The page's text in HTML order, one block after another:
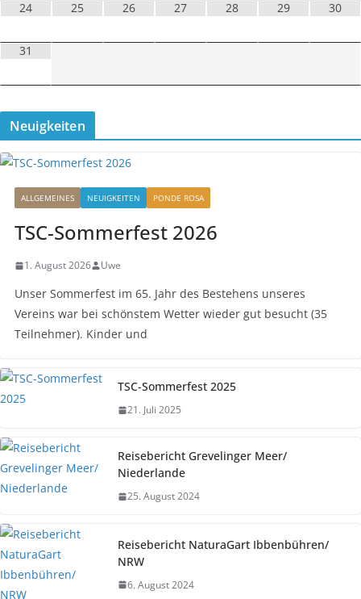
24 25 26 27 28 29 30
31
Neuigkeiten
ALLGEMEINES NEUIGKEITEN PONDE ROSA
TSC-Sommerfest 2026
1. August 2026 Uwe
Unser Sommerfest im 65. Jahr des Bestehens unseres
Vereins war bei schönstem Wetter wieder gut besucht (35
Teilnehmer). Kinder und
TSC-Sommerfest 2025
21. Juli 2025
Reisebericht Grevelinger Meer/
Niederlande
25. August 2024
Reisebericht NaturaGart Ibbenbühren/
NRW
6. August 2024